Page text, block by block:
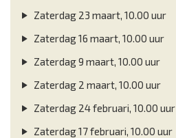
Zaterdag 23 maart, 10.00 uur
Zaterdag 16 maart, 10.00 uur
Zaterdag 9 maart, 10.00 uur
Zaterdag 2 maart, 10.00 uur
Zaterdag 24 februari, 10.00 uur
Zaterdag 17 februari, 10.00 uur